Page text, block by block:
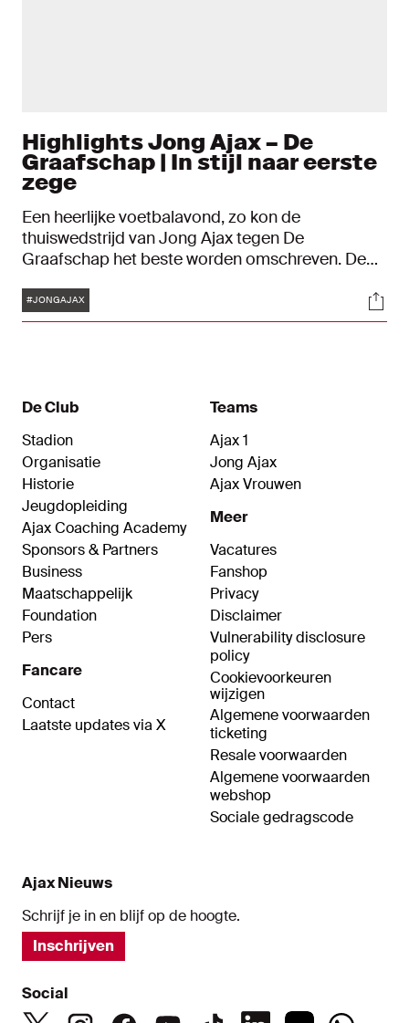
Highlights Jong Ajax – De
Graafschap | In stijl naar eerste
zege
Een heerlijke voetbalavond, zo kon de
thuiswedstrijd van Jong Ajax tegen De
Graafschap het beste worden omschreven. De
schitterende doelpunten en boekten in stijl de
eerste seizoenszege: 5-1.
Tags
#JONGAJAX
De Club
Stadion
Organisatie
Historie
Jeugdopleiding
Ajax Coaching Academy
Sponsors & Partners
Business
Maatschappelijk
Foundation
Pers
Fancare
Contact
Laatste updates via X
Teams
Ajax 1
Jong Ajax
Ajax Vrouwen
Meer
Vacatures
Fanshop
Privacy
Disclaimer
Vulnerability disclosure
policy
Cookievoorkeuren
wijzigen
Algemene voorwaarden
ticketing
Resale voorwaarden
Algemene voorwaarden
webshop
Sociale gedragscode
Ajax Nieuws
Schrijf je in en blijf op de hoogte.
Inschrijven
Social